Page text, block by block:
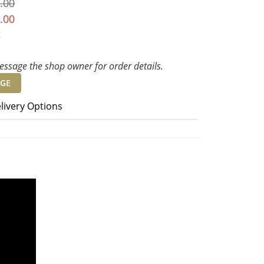
the shop owner for order details.
Options